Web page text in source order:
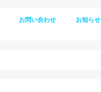
お問い合わせ お知らせ